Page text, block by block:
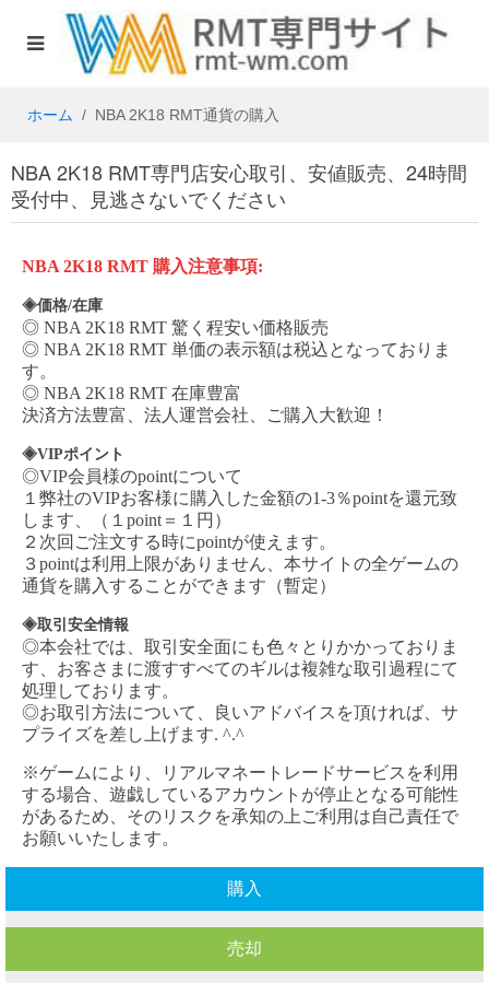
ホーム NBA 2K18 RMT通貨の購入
NBA 2K18 RMT専門店安心取引、安値販売、24時間
受付中、見逃さないでください
NBA 2K18 RMT 購入注意事項:
◈価格/在庫
◎ NBA 2K18 RMT 驚く程安い価格販売
◎ NBA 2K18 RMT 単価の表示額は税込となっておりま
す。
◎ NBA 2K18 RMT 在庫豊富
決済方法豊富、法人運営会社、ご購入大歓迎！
◈VIPポイント
◎VIP会員様のpointについて
１弊社のVIPお客様に購入した金額の1-3％pointを還元致
します、（１point＝１円）
２次回ご注文する時にpointが使えます。
３pointは利用上限がありません、本サイトの全ゲームの
通貨を購入することができます（暫定）
◈取引安全情報
◎本会社では、取引安全面にも色々とりかかっておりま
す、お客さまに渡すすべてのギルは複雑な取引過程にて
処理しております。
◎お取引方法について、良いアドバイスを頂ければ、サ
プライズを差し上げます. ^.^
※ゲームにより、リアルマネートレードサービスを利用
する場合、遊戯しているアカウントが停止となる可能性
があるため、そのリスクを承知の上ご利用は自己責任で
お願いいたします。
購入
売却